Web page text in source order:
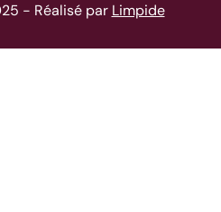
- Réalisé par Limpide